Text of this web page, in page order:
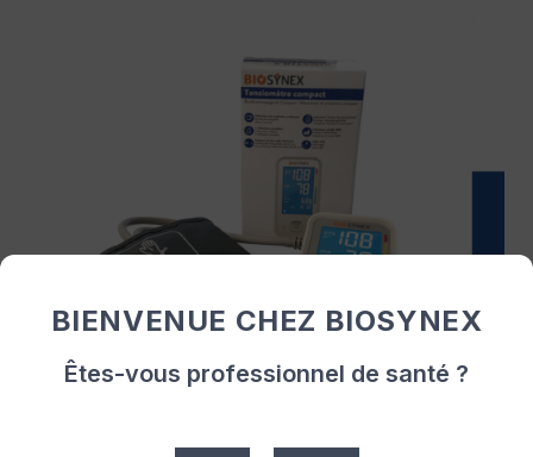
BIENVENUE CHEZ BIOSYNEX
Êtes-vous professionnel de santé ?